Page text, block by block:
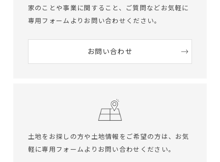
家のことや事業に関すること、ご質問など お気軽に
専用フォームよりお問い合わせください。
お問い合わせ
土地をお探しの方や土地情報をご希望の方は、 お気
軽に専用フォームよりお問い合わせください。